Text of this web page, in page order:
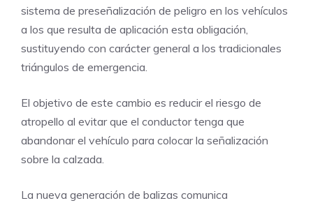
sistema de preseñalización de peligro en los vehículos
a los que resulta de aplicación esta obligación,
sustituyendo con carácter general a los tradicionales
triángulos de emergencia.
El objetivo de este cambio es reducir el riesgo de
atropello al evitar que el conductor tenga que
abandonar el vehículo para colocar la señalización
sobre la calzada.
La nueva generación de balizas comunica